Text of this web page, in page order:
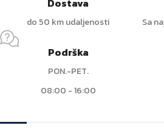
do 50 km udaljenosti Sa
Podrška
PON.-PET.
08:00 - 16:00